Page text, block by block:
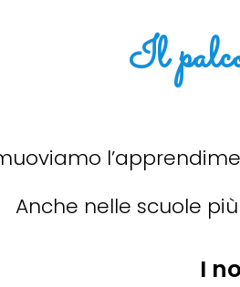
Il
Anche nelle scuole
I